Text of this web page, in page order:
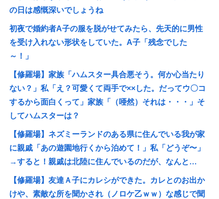
の日は感慨深いでしょうね
初夜で婚約者A子の服を脱がせてみたら、先天的に男性
を受け入れない形状をしていた。A子「残念でした
～！」
【修羅場】家族「ハムスター具合悪そう。何か心当たり
ない？」私「え？可愛くて両手で××した。だってウ〇コ
するから面白くって」家族「（唖然）それは・・・」そ
してハムスターは？
【修羅場】ネズミーランドのある県に住んでいる我が家
に親戚「あの遊園地行くから泊めて！」私「どうぞ〜」
→すると！親戚は北陸に住んでいるのだが、なんと…
【修羅場】友達Ａ子にカレシができた。カレとのお出か
けや、素敵な所を聞かされ（ノロケ乙ｗｗ）な感じで聞